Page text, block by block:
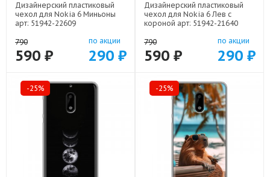
Дизайнерский пластиковый
чехол для Nokia 6 Миньоны
арт: 51942-22609
790
590 ₽
по акции
290 ₽
Дизайнерский пластиковый
чехол для Nokia 6 Лев с
короной арт: 51942-21640
790
590 ₽
по акции
290 ₽
-25% -25%